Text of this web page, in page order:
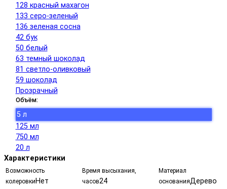
128 красный махагон
133 серо-зеленый
136 зеленая сосна
42 бук
50 белый
63 темный шоколад
81 светло-оливковый
59 шоколад
Прозрачный
Объём:
5 л
125 мл
750 мл
20 л
Характеристики
Возможность
колеровки Нет
Время высыхания,
часов24
Материал
основанияДерево